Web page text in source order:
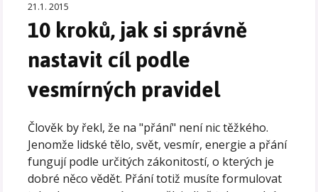
21.1. 2015
10 kroků, jak si správně
nastavit cíl podle
vesmírných pravidel
Člověk by řekl, že na "přání" není nic těžkého.
Jenomže lidské tělo, svět, vesmír, energie a přání
fungují podle určitých zákonitostí, o kterých je
dobré něco vědět. Přání totiž musíte formulovat